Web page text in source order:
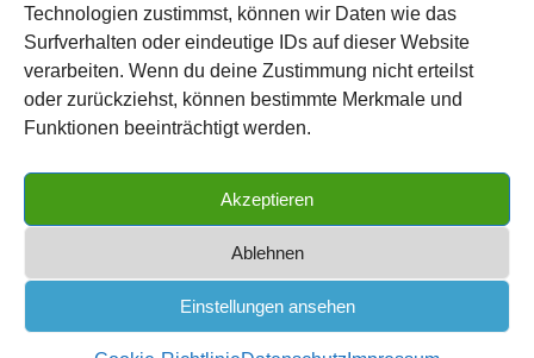
Technologien zustimmst, können wir Daten wie das
Surfverhalten oder eindeutige IDs auf dieser Website
verarbeiten. Wenn du deine Zustimmung nicht erteilst
oder zurückziehst, können bestimmte Merkmale und
Funktionen beeinträchtigt werden.
Akzeptieren
Ablehnen
Einstellungen ansehen
Kontakt zu uns
METZGEREIEN.net